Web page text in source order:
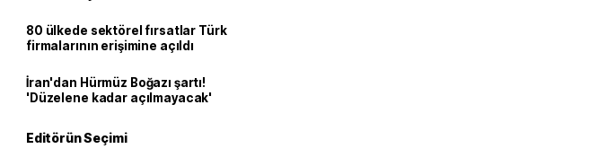
80 ülkede sektörel fırsatlar Türk
firmalarının erişimine açıldı
İran'dan Hürmüz Boğazı şartı!
'Düzelene kadar açılmayacak'
Editörün Seçimi